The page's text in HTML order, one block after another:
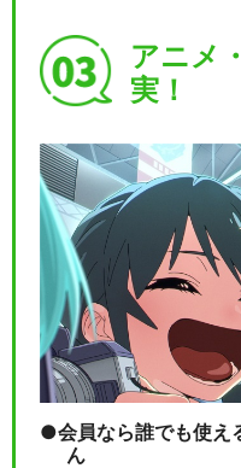
アニメ
実！
会員なら誰でも使え
ん